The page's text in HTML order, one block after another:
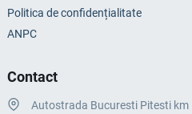
Politica de confidențialitate
ANPC
Contact
Autostrada Bucuresti Pitesti km